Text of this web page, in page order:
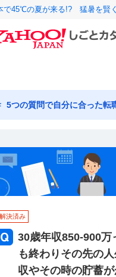
で45℃の夏が来る!? 猛暑を賢
5つの質問で自分に合った転
解決済み
30歳年収850-900
も終わりその先の
収やその時の貯蓄